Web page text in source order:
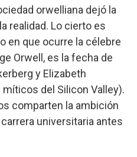
orwelliana dejó la
realidad. Lo cierto es
en que ocurre la célebre
Orwell, es la fecha de
y Elizabeth
del Silicon Valley).
comparten la ambición
universitaria antes